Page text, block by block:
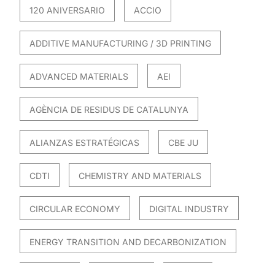
120 ANIVERSARIO ACCIO
ADDITIVE MANUFACTURING / 3D PRINTING
ADVANCED MATERIALS AEI
AGÈNCIA DE RESIDUS DE CATALUNYA
ALIANZAS ESTRATÉGICAS CBE JU
CDTI CHEMISTRY AND MATERIALS
CIRCULAR ECONOMY DIGITAL INDUSTRY
ENERGY TRANSITION AND DECARBONIZATION